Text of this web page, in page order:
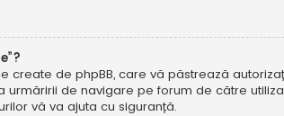
create de phpBB, care vă păstrează
de navigare pe forum de către
vă va ajuta cu siguranță.